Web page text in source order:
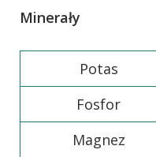
Minerały
Potas
Fosfor
Magnez